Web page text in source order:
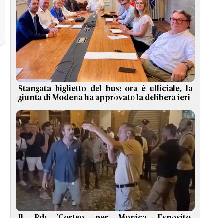
Stangata biglietto del bus: ora è ufficiale, la
giunta di Modena ha approvato la delibera ieri